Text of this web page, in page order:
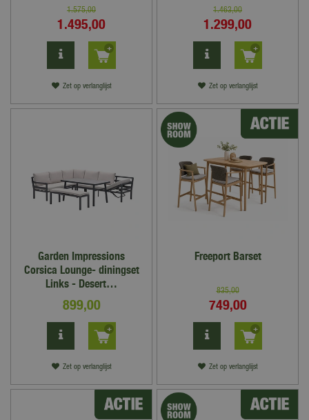
1.575,00
1.495,00
Zet op verlanglijst
1.463,00
1.299,00
Zet op verlanglijst
Garden Impressions
Corsica Lounge- diningset
Links - Desert…
899,00
Zet op verlanglijst
Freeport Barset
835,00
749,00
Zet op verlanglijst